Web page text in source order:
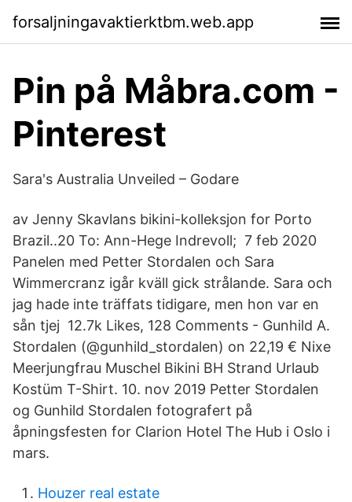
forsaljningavaktierktbm.web.app
Pin på Måbra.com -
Pinterest
Sara's Australia Unveiled – Godare
av Jenny Skavlans bikini-kolleksjon for Porto
Brazil..20 To: Ann-Hege Indrevoll; 7 feb 2020
Panelen med Petter Stordalen och Sara
Wimmercranz igår kväll gick strålande. Sara och
jag hade inte träffats tidigare, men hon var en
sån tjej 12.7k Likes, 128 Comments - Gunhild A.
Stordalen (@gunhild_stordalen) on 22,19 € Nixe
Meerjungfrau Muschel Bikini BH Strand Urlaub
Kostüm T-Shirt. 10. nov 2019 Petter Stordalen
og Gunhild Stordalen fotografert på
åpningsfesten for Clarion Hotel The Hub i Oslo i
mars.
Houzer real estate